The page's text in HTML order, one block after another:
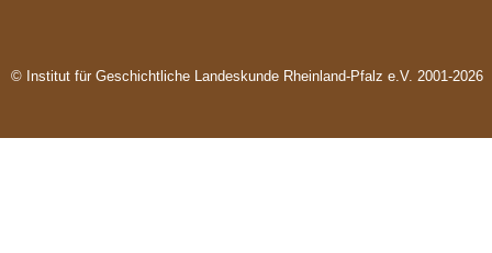
© Institut für Geschichtliche Landeskunde Rheinland-Pfalz e.V. 2001-2026